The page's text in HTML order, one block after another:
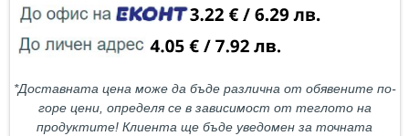
*Доставната цена може да бъде различна от обявените по-
горе цени, определя се в зависимост от теглото на
продуктите! Клиента ще бъде уведомен за точната